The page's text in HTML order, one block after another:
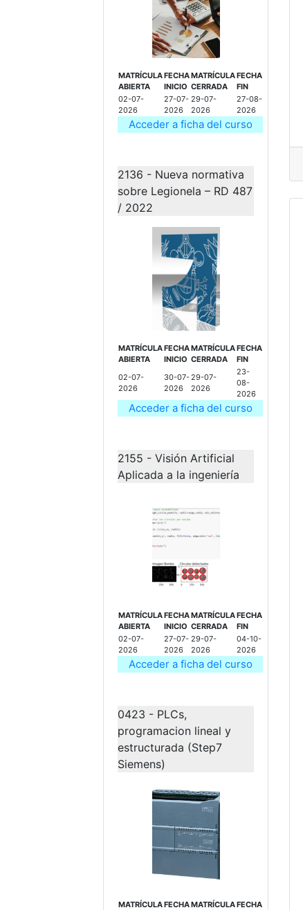
MATRÍCULA
ABIERTA
FECHA
INICIO
MATRÍCULA
CERRADA
FECHA
FIN
02-07-
2026
27-07-
2026
29-07-
2026
27-08-
2026
Acceder a ficha del curso
2136 - Nueva normativa
sobre Legionela – RD 487
/ 2022
MATRÍCULA
ABIERTA
FECHA
INICIO
MATRÍCULA
CERRADA
FECHA
FIN
02-07-
2026
30-07-
2026
29-07-
2026
23-
08-
2026
Acceder a ficha del curso
2155 - Visión Artificial
Aplicada a la ingeniería
MATRÍCULA
ABIERTA
FECHA
INICIO
MATRÍCULA
CERRADA
FECHA
FIN
02-07-
2026
27-07-
2026
29-07-
2026
04-10-
2026
Acceder a ficha del curso
0423 - PLCs,
programacion lineal y
estructurada (Step7
Siemens)
MATRÍCULAFECHAMATRÍCULAFECHA